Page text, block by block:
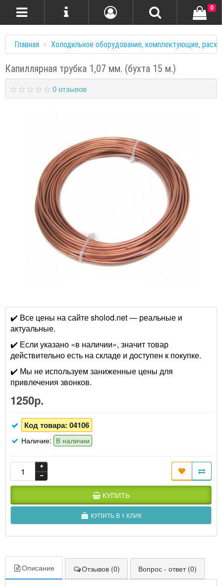
0
Главная Холодильное оборудование, комплектующие,
Капиллярная трубка 1,07 мм. (бухта 15 м.)
0 отзывов
✔️ Все цены на сайте sholod.net — реальные и
актуальные.
✔️ Если указано «в наличии», значит товар
действительно есть на складе и доступен к покупке.
✔️ Мы не используем заниженные цены для
привлечения звонков.
1250р.
Код товара: 04106
Наличие: В наличии
КУПИТЬ
КУПИТЬ В 1 КЛИК
Описание Отзывов (0) Вопрос - ответ (0)